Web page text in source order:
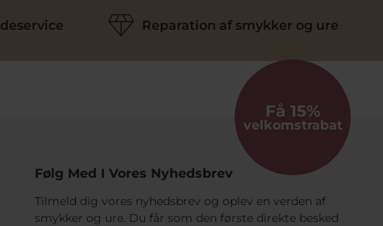
Reparation af smykker og ure
Få 15%
velkomstrabat
Følg Med I Vores Nyhedsbrev
Tilmeld dig vores nyhedsbrev og oplev en verden af
smykker og ure. Du får som den første direkte besked